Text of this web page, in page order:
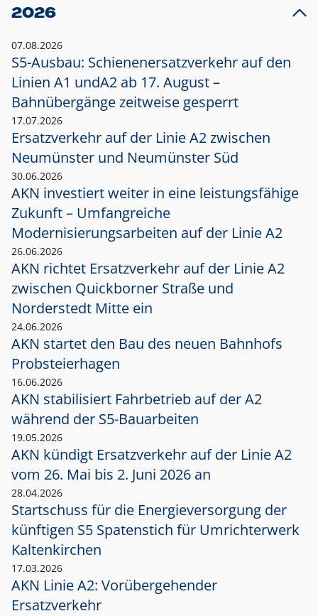
2026
07.08.2026
S5-Ausbau: Schienenersatzverkehr auf den
Linien A1 undA2 ab 17. August –
Bahnübergänge zeitweise gesperrt
17.07.2026
Ersatzverkehr auf der Linie A2 zwischen
Neumünster und Neumünster Süd
30.06.2026
AKN investiert weiter in eine leistungsfähige
Zukunft – Umfangreiche
Modernisierungsarbeiten auf der Linie A2
26.06.2026
AKN richtet Ersatzverkehr auf der Linie A2
zwischen Quickborner Straße und
Norderstedt Mitte ein
24.06.2026
AKN startet den Bau des neuen Bahnhofs
Probsteierhagen
16.06.2026
AKN stabilisiert Fahrbetrieb auf der A2
während der S5-Bauarbeiten
19.05.2026
AKN kündigt Ersatzverkehr auf der Linie A2
vom 26. Mai bis 2. Juni 2026 an
28.04.2026
Startschuss für die Energieversorgung der
künftigen S5 Spatenstich für Umrichterwerk
Kaltenkirchen
17.03.2026
AKN Linie A2: Vorübergehender
Ersatzverkehr